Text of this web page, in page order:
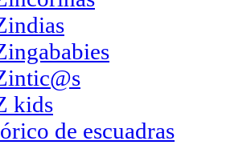
kids
de escuadras